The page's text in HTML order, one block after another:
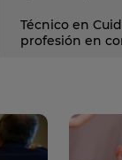
Técnico en
profesión en